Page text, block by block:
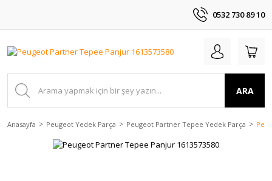
0532 730 89 10
ARA
Anasayfa Peugeot Yedek Parça Peugeot Partner Tepee Yedek Parça